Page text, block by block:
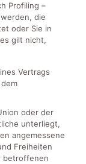
Profiling –
die
oder Sie in
gilt nicht,
Vertrags
oder der
unterliegt,
angemessene
Freiheiten
betroffenen